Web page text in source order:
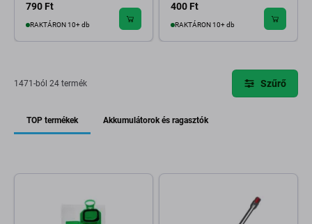
790 Ft
RAKTÁRON 10+ db
400 Ft
RAKTÁRON 10+ db
1471-ból 24 termék Szűrő
TOP termékek Akkumulátorok és ragasztók